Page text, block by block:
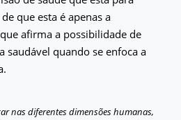
que esta é apenas a
afirma a possibilidade de
saudável quando se enfoca a
nas diferentes dimensões humanas,